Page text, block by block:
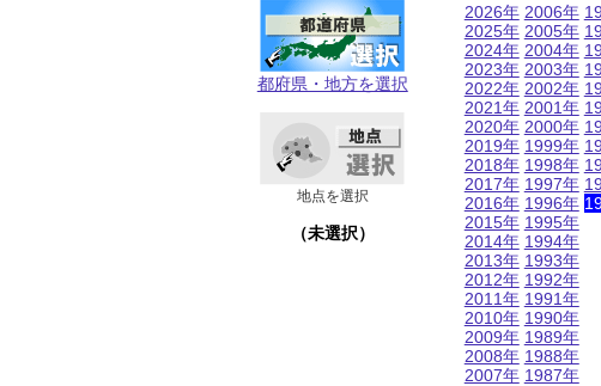
都府県・地方を選択
地点を選択
（未選択）
2026年
2025年
2024年
2023年
2022年
2021年
2020年
2019年
2018年
2017年
2016年
2015年
2014年
2013年
2012年
2011年
2010年
2009年
2008年
2007年
2006年
2005年
2004年
2003年
2002年
2001年
2000年
1999年
1998年
1997年
1996年
1995年
1994年
1993年
1992年
1991年
1990年
1989年
1988年
1987年